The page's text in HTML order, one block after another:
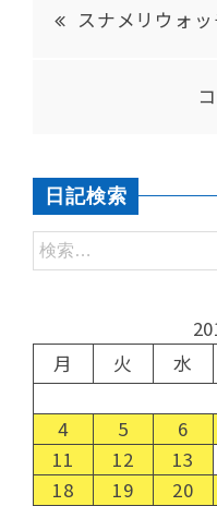
スナメリウォ
日記検索
月
火 水
4
5 6
11
12 13
18
19 20